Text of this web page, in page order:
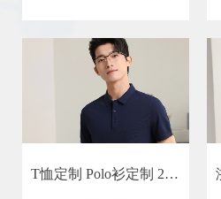
T恤定制 Polo衫定制 2025时尚 索罗娜面料 棉质服装